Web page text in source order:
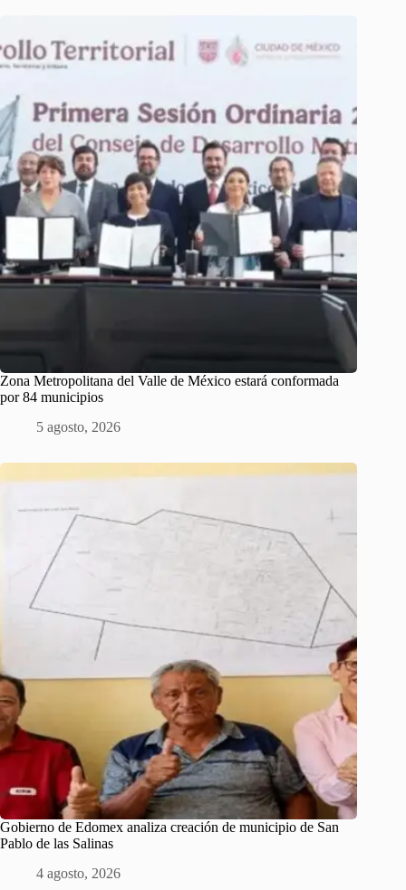
Zona Metropolitana del Valle de México estará conformada
por 84 municipios
5 agosto, 2026
Gobierno de Edomex analiza creación de municipio de San
Pablo de las Salinas
4 agosto, 2026